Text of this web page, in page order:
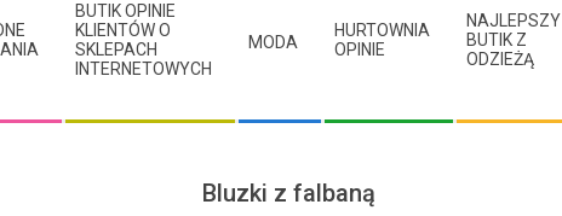
BUTIK OPINIE
KLIENTÓW O
SKLEPACH
INTERNETOWYCH
MODA
HURTOWNIA
OPINIE
NAJLEPSZY
BUTIK Z
ODZIEŻĄ
Bluzki z falbaną